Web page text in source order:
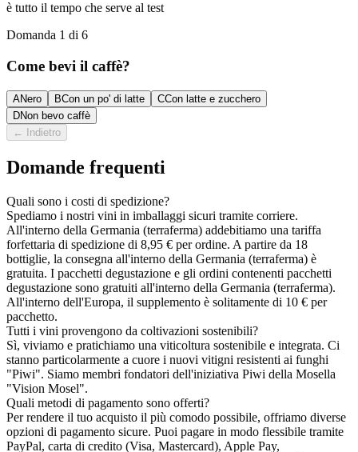
è tutto il tempo che serve al test
Domanda 1 di 6
Come bevi il caffè?
ANero BCon un po' di latte CCon latte e zucchero
DNon bevo caffè
←
Indietro
Domande frequenti
Quali sono i costi di spedizione?
Spediamo i nostri vini in imballaggi sicuri tramite corriere.
All'interno della Germania (terraferma) addebitiamo una tariffa
forfettaria di spedizione di 8,95 € per ordine. A partire da 18
bottiglie, la consegna all'interno della Germania (terraferma) è
gratuita. I pacchetti degustazione e gli ordini contenenti pacchetti
degustazione sono gratuiti all'interno della Germania (terraferma).
All'interno dell'Europa, il supplemento è solitamente di 10 € per
pacchetto.
Tutti i vini provengono da coltivazioni sostenibili?
Sì, viviamo e pratichiamo una viticoltura sostenibile e integrata. Ci
stanno particolarmente a cuore i nuovi vitigni resistenti ai funghi
"Piwi". Siamo membri fondatori dell'iniziativa Piwi della Mosella
"Vision Mosel".
Quali metodi di pagamento sono offerti?
Per rendere il tuo acquisto il più comodo possibile, offriamo diverse
opzioni di pagamento sicure. Puoi pagare in modo flessibile tramite
PayPal, carta di credito (Visa, Mastercard), Apple Pay,